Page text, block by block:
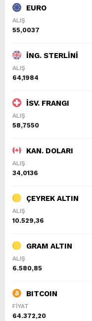
EURO
ALIŞ
55,0037
İNG. STERLİNİ
ALIŞ
64,1984
İSV. FRANGI
ALIŞ
58,7550
KAN. DOLARI
ALIŞ
34,0136
ÇEYREK ALTIN
ALIŞ
10.529,36
GRAM ALTIN
ALIŞ
6.580,85
BITCOIN
FİYAT
64.372,20